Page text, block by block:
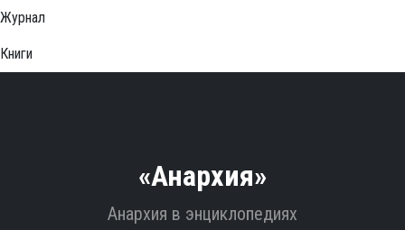
Журнал
Книги
«Анархия»
Анархия в энциклопедиях